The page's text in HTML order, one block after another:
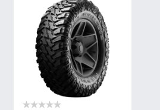
Indice greutate